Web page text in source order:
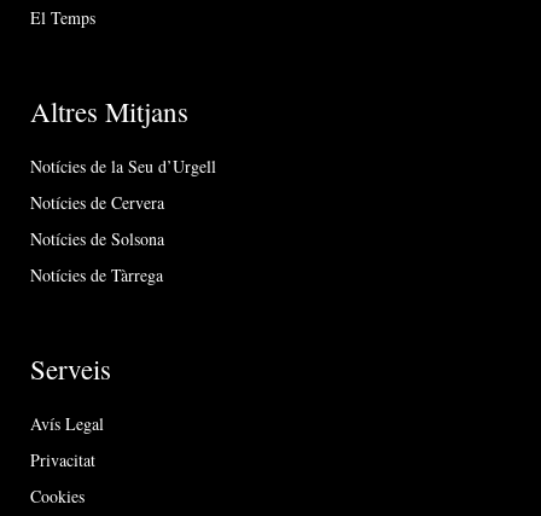
El Temps
Altres Mitjans
Notícies de la Seu d’Urgell
Notícies de Cervera
Notícies de Solsona
Notícies de Tàrrega
Serveis
Avís Legal
Privacitat
Cookies